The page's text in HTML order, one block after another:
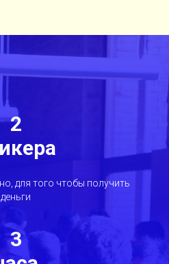
2
для того чтобы получить
деньги
3